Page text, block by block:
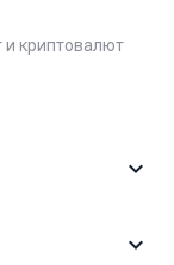
криптовалют